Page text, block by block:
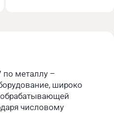
металлу –
широко
числовому